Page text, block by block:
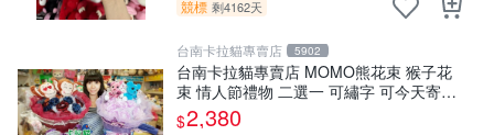
競標 剩4162天
台南卡拉貓專賣店 5902
台南卡拉貓專賣店 MOMO熊花束 猴子花
束 情人節禮物 二選一 可繡字 可今天寄明
天到
$2,380